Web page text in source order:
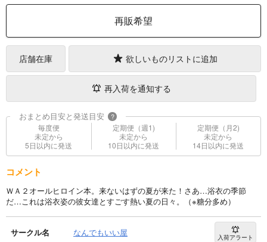
再販希望
店舗在庫 欲しいものリストに追加
再入荷を通知する
おまとめ目安と発送目安 ?
毎度便
未定から
5日以内に発送
定期便（週1)
未定から
10日以内に発送
定期便（月2)
未定から
14日以内に発送
コメント
ＷＡ２オールヒロイン本。来ないはずの夏が来た！さあ…浴衣の季節
だ…これは浴衣姿の彼女達とすごす熱い夏の日々。（※糖分多め）
サークル名 なんでもいい屋 入荷アラート